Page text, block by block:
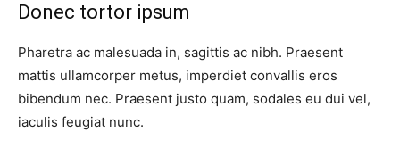
Donec tortor ipsum
Pharetra ac malesuada in, sagittis ac nibh. Praesent
mattis ullamcorper metus, imperdiet convallis eros
bibendum nec. Praesent justo quam, sodales eu dui vel,
iaculis feugiat nunc.